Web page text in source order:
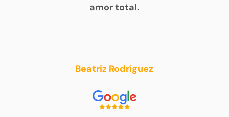
amor total.
Beatriz Rodríguez